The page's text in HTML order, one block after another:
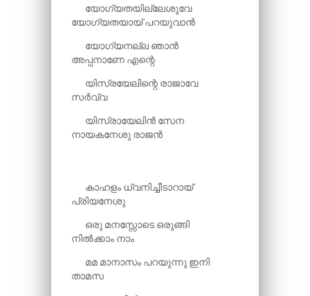
യോഗ്യതയില്ലേശുവേ
യോഗ്യതയായ് പറയുവാൻ
യോഗ്യനല്ല ഞാൻ
അപ്പനാണേ എന്റെ
യിസ്രയേലിന്റെ രാജാവേ
സർവ്വ
യിസ്രായേലിൻ സേന
നായകനേശു രാജൻ
കാഹളം ധ്വനിച്ചീടാറായ്
പ്രിയനേശു
ഒരു മനസ്സോടെ ഒരുങ്ങി
നിൽക്കാം നാം
മമ മാനാസം പറയുന്നു ഇനി
താമസ